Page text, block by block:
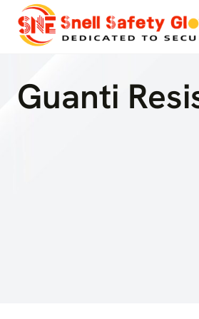
Salta
contenuto
Guanti